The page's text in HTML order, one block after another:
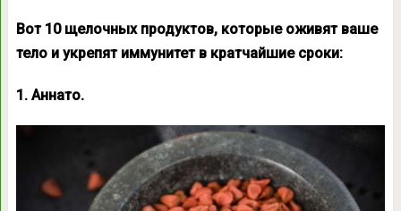
Вот 10 щелочных продуктов, которые оживят ваше
тело и укрепят иммунитет в кратчайшие сроки:
1. Аннато.